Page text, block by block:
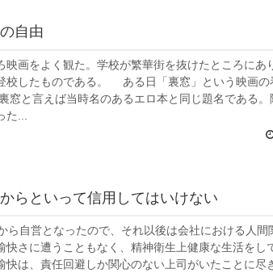
自由
画をよく観た。学校が繁華街を抜けたところにあ
校したものである。 ある日「裏窓」という映画の
と言えば当時名のあるエロ本と同じ題名である。
...
らといって信用してはいけない
自営となったので、それ以後は会社における人間
快さに遭うこともなく、精神衛生上健康な生活を
快は、責任回避しか関心のない上司がいたことに尽